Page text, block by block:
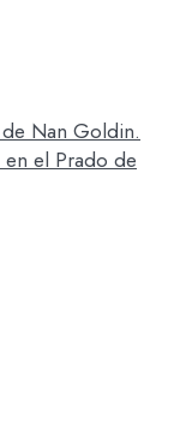
Nan Goldin.
en el Prado de